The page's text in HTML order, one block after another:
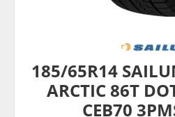
185/65R14
ARCTIC 86T
CEB70